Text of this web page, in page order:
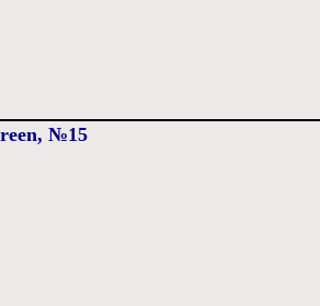
№15